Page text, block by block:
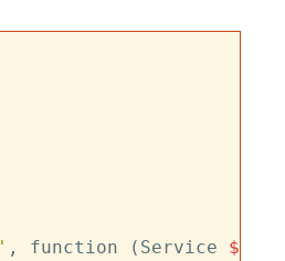
, function (Service